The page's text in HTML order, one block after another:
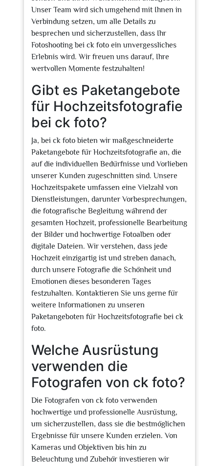
Unser Team wird sich umgehend mit Ihnen in
Verbindung setzen, um alle Details zu
besprechen und sicherzustellen, dass Ihr
Fotoshooting bei ck foto ein unvergessliches
Erlebnis wird. Wir freuen uns darauf, Ihre
wertvollen Momente festzuhalten!
Gibt es Paketangebote
für Hochzeitsfotografie
bei ck foto?
Ja, bei ck foto bieten wir maßgeschneiderte
Paketangebote für Hochzeitsfotografie an, die
auf die individuellen Bedürfnisse und Vorlieben
unserer Kunden zugeschnitten sind. Unsere
Hochzeitspakete umfassen eine Vielzahl von
Dienstleistungen, darunter Vorbesprechungen,
die fotografische Begleitung während der
gesamten Hochzeit, professionelle Bearbeitung
der Bilder und hochwertige Fotoalben oder
digitale Dateien. Wir verstehen, dass jede
Hochzeit einzigartig ist und streben danach,
durch unsere Fotografie die Schönheit und
Emotionen dieses besonderen Tages
festzuhalten. Kontaktieren Sie uns gerne für
weitere Informationen zu unseren
Paketangeboten für Hochzeitsfotografie bei ck
foto.
Welche Ausrüstung
verwenden die
Fotografen von ck foto?
Die Fotografen von ck foto verwenden
hochwertige und professionelle Ausrüstung,
um sicherzustellen, dass sie die bestmöglichen
Ergebnisse für unsere Kunden erzielen. Von
Kameras und Objektiven bis hin zu
Beleuchtung und Zubehör investieren wir